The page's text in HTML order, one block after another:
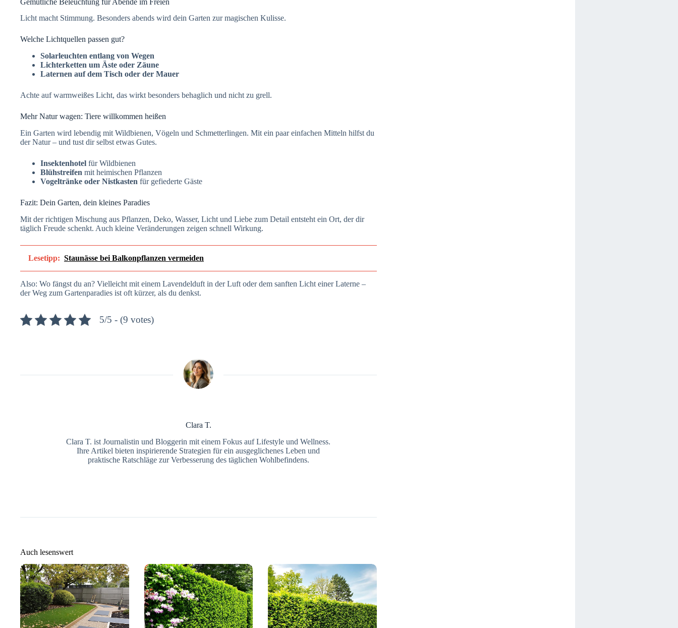
Licht macht Stimmung. Besonders abends wird dein Garten zur magischen Kulisse.
Welche Lichtquellen passen gut?
Solarleuchten entlang von Wegen
Lichterketten um Äste oder Zäune
Laternen auf dem Tisch oder der Mauer
Achte auf warmweißes Licht, das wirkt besonders behaglich und nicht zu grell.
Mehr Natur wagen: Tiere willkommen heißen
Ein Garten wird lebendig mit Wildbienen, Vögeln und Schmetterlingen. Mit ein paar einfachen Mitteln hilfst du
der Natur – und tust dir selbst etwas Gutes.
Insektenhotel für Wildbienen
Blühstreifen mit heimischen Pflanzen
Vogeltränke oder Nistkasten für gefiederte Gäste
Fazit: Dein Garten, dein kleines Paradies
Mit der richtigen Mischung aus Pflanzen, Deko, Wasser, Licht und Liebe zum Detail entsteht ein Ort, der dir
täglich Freude schenkt. Auch kleine Veränderungen zeigen schnell Wirkung.
Lesetipp: Staunässe bei Balkonpflanzen vermeiden
Also: Wo fängst du an? Vielleicht mit einem Lavendelduft in der Luft oder dem sanften Licht einer Laterne –
der Weg zum Gartenparadies ist oft kürzer, als du denkst.
5/5 - (9 votes)
Clara T.
Clara T. ist Journalistin und Bloggerin mit einem Fokus auf Lifestyle und Wellness.
Ihre Artikel bieten inspirierende Strategien für ein ausgeglichenes Leben und
praktische Ratschläge zur Verbesserung des täglichen Wohlbefindens.
Auch lesenswert